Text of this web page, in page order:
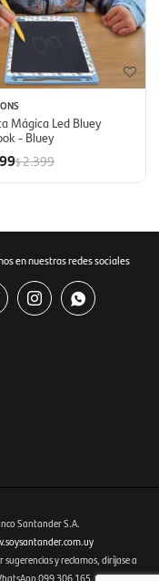
Mágica Led Bluey
- Bluey
$2.399
en nuestras redes sociales
 
Santander S.A.
y reclamos, diríjase a
099 306 165.